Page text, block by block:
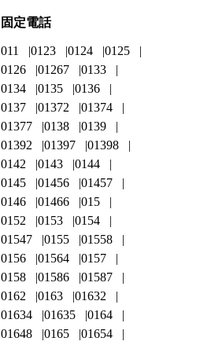
固定電話
011 0123 0124
0125
0126
01267
0133
0134
0135
0136
0137
01372
01374
01377
0138
0139
01392
01397
01398
0142
0143
0144
0145
01456
01457
0146
01466
015
0152
0153
0154
01547
0155
01558
0156
01564
0157
0158
01586
01587
0162
0163
01632
01634
01635
0164
01648
0165
01654